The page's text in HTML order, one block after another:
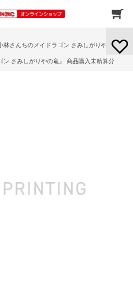
林さんちのメイドラゴン さみしがりやの竜』
ン さみしがりやの竜』 商品購入未精算分